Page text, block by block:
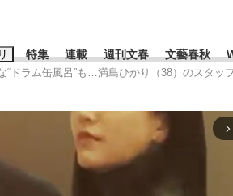
特集 連載 週刊文春 文藝春秋
ードタグ一覧
“ドラム缶風呂”も…満島ひかり（38）のスタッ
arrow_forward_ios